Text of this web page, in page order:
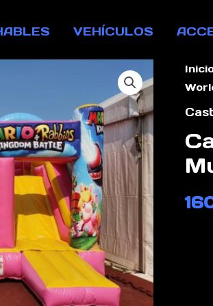
VEHÍCULOS